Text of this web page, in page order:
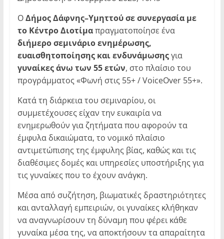
ΟΔήμος Δάφνης–Υμηττού σε συνεργασία με
το Κέντρο Διοτίμαπραγματοποίησε ένα
διήμερο σεμινάριο ενημέρωσης,
ευαισθητοποίησης και ενδυνάμωσηςγια
γυναίκες άνω των 55 ετών, στο πλαίσιο του
προγράμματος «Φωνή στις 55+ / VoiceOver 55+».
Κατά τη διάρκεια του σεμιναρίου, οι
συμμετέχουσες είχαν την ευκαιρία να
ενημερωθούν για ζητήματα που αφορούν τα
έμφυλα δικαιώματα, το νομικό πλαίσιο
αντιμετώπισης της έμφυλης βίας, καθώς και τις
διαθέσιμες δομές και υπηρεσίες υποστήριξης για
τις γυναίκες που το έχουν ανάγκη.
Μέσα από συζήτηση, βιωματικές δραστηριότητες
και ανταλλαγή εμπειριών, οι γυναίκες κλήθηκαν
να αναγνωρίσουν τη δύναμη που φέρει κάθε
γυναίκα μέσα της, να αποκτήσουν τα απαραίτητα